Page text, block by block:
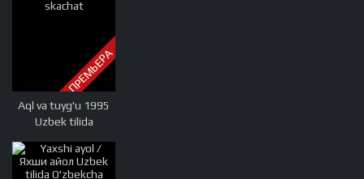
ПРЕМЬЕРА
Aql va tuyg'u 1995
Uzbek tilida
kino Full HD tas-ix
skachat